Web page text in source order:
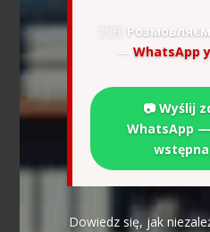
🇺🇦
— WhatsApp
📷 Wyślij
WhatsApp
Dowiedz się, jak